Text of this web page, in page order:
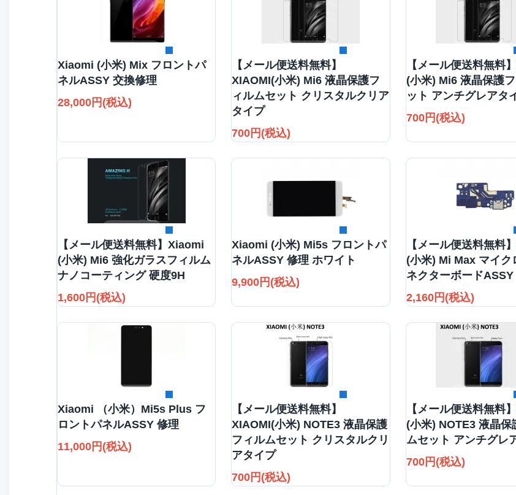
Xiaomi (小米) Mix フロントパ
ネルASSY 交換修理
28,000円(税込)
【メール便送料無料】
XIAOMI(小米) Mi6 液晶保護フ
ィルムセット クリスタルクリア
タイプ
700円(税込)
【メール便送料無料
(小米) Mi6 液晶保護
ット アンチグレアタ
700円(税込)
【メール便送料無料】Xiaomi
(小米) Mi6 強化ガラスフィルム
ナノコーティング 硬度9H
1,600円(税込)
Xiaomi (小米) Mi5s フロントパ
ネルASSY 修理 ホワイト
9,900円(税込)
【メール便送料無料
(小米) Mi Max マイク
ネクターボードASSY
2,160円(税込)
Xiaomi （小米）Mi5s Plus フ
ロントパネルASSY 修理
11,000円(税込)
【メール便送料無料】
XIAOMI(小米) NOTE3 液晶保護
フィルムセット クリスタルクリ
アタイプ
700円(税込)
【メール便送料無料
(小米) NOTE3 液晶保
ムセット アンチグレ
700円(税込)